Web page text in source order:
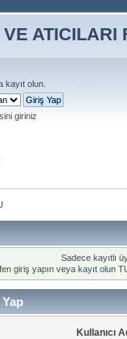
kayıt olun
giriniz
Sadece kayıtlı
giriş yapın veya kayıt olun
Kullanıcı